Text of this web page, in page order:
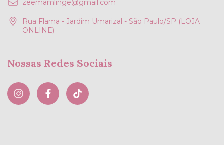
zeemamlinge@gmail.com
Rua Flama - Jardim Umarizal - São Paulo/SP (LOJA
ONLINE)
Nossas Redes Sociais